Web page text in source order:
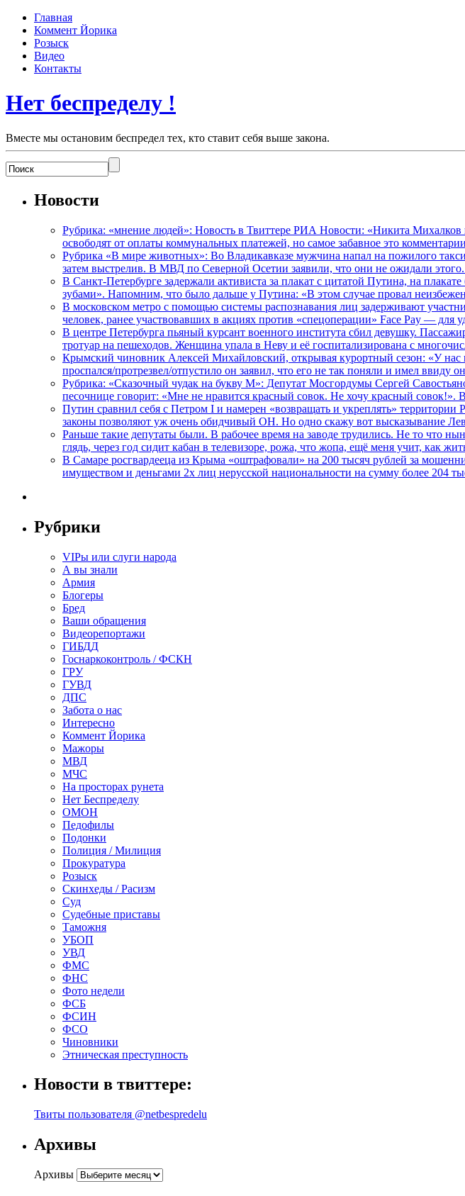
Главная
Коммент Йорика
Розыск
Видео
Контакты
Нет беспределу !
Вместе мы остановим беспредел тех, кто ставит себя выше закона.
Новости
Рубрика: «мнение людей»: Новость в Твиттере РИА Новости: «Никита Михалков
освободят от оплаты коммунальных платежей, но самое забавное это
Рубрика «В мире животных»: Во Владикавказе мужчина напал на пожилого
затем выстрелив. В МВД по Северной Осетии заявили, что они не ожидали
В Санкт-Петербурге задержали активиста за плакат с цитатой Путина, на
зубами». Напомним, что было дальше у Путина: «В этом случае провал
В московском метро с помощью системы распознавания лиц задерживают
человек, ранее участвовавших в акциях против «спецоперации» Face Pay — для
В центре Петербурга пьяный курсант военного института сбил девушку.
тротуар на пешеходов. Женщина упала в Неву и её госпитализирована с
Крымский чиновник Алексей Михайловский, открывая курортный сезон: «У нас
проспался/протрезвел/отпустило он заявил, что его не так поняли и имел
Рубрика: «Сказочный чудак на букву М»: Депутат Мосгордумы Сергей
песочнице говорит: «Мне не нравится красный совок. Не хочу красный
Путин сравнил себя с Петром I и намерен «возвращать и укреплять»
законы позволяют уж очень обидчивый ОН. Но одно скажу вот высказывание
Раньше такие депутаты были. В рабочее время на заводе трудились. Не то что
глядь, через год сидит кабан в телевизоре, рожа, что жопа, ещё меня учит, как
В Самаре росгвардееца из Крыма «оштрафовали» на 200 тысяч рублей за
имуществом и деньгами 2х лиц нерусской национальности на сумму более 204
Рубрики
VIPы или слуги народа
А вы знали
Армия
Блогеры
Бред
Ваши обращения
Видеорепортажи
ГИБДД
Госнаркоконтроль / ФСКН
ГРУ
ГУВД
ДПС
Забота о нас
Интересно
Коммент Йорика
Мажоры
МВД
МЧС
На просторах рунета
Нет Беспределу
ОМОН
Педофилы
Подонки
Полиция / Милиция
Прокуратура
Розыск
Скинхеды / Расизм
Суд
Судебные приставы
Таможня
УБОП
УВД
ФМС
ФНС
Фото недели
ФСБ
ФСИН
ФСО
Чиновники
Этническая преступность
Новости в твиттере:
Твиты пользователя @netbespredelu
Архивы
Архивы